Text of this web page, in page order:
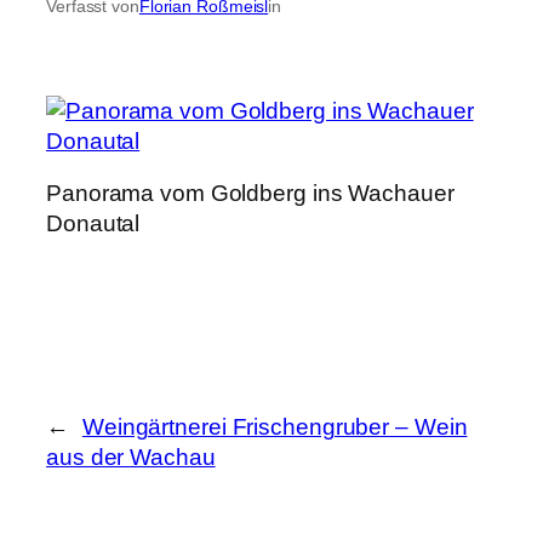
Verfasst vonFlorian Roßmeislin
Panorama vom Goldberg ins Wachauer
Donautal
←
Weingärtnerei Frischengruber – Wein
aus der Wachau